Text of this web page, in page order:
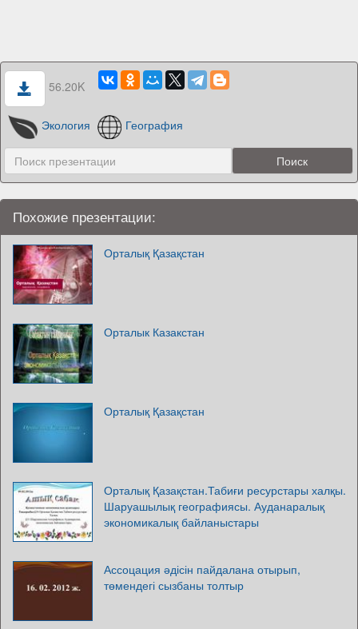
56.20K
Экология География
Похожие презентации:
Орталық Қазақстан
Орталык Казакстан
Орталық Қазақстан
Орталық Қазақстан.Табиғи ресурстары халқы.
Шаруашылық географиясы. Ауданаралық
экономикалық байланыстары
Ассоцация әдісін пайдалана отырып,
төмендегі сызбаны толтыр